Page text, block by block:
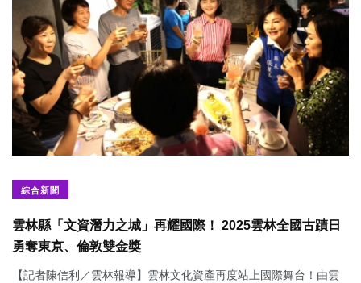
綜合新聞
雲林縣「文資潛力之城」再耀國際！ 2025雲林全國古蹟日
勇奪東京、倫敦雙金獎
【記者陳信利／雲林報導】雲林文化資產再度站上國際舞台！由雲